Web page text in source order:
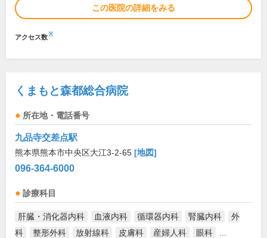
この医院の詳細をみる
アクセス数※
くまもと森都総合病院
所在地・電話番号
九品寺交差点駅
熊本県熊本市中央区大江3-2-65 [地図]
096-364-6000
診療科目
肝臓・消化器内科 血液内科 循環器内科 腎臓内科
外
科
整形外科 放射線科 皮膚科 産婦人科 眼科